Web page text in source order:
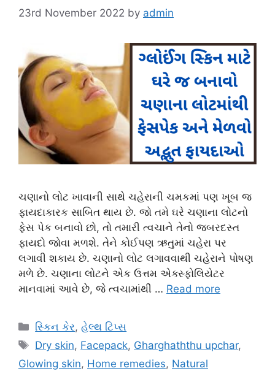
23rd November 2022 by admin
ચણાનો લોટ ખાવાની સાથે ચહેરાની ચમકમાં પણ ખૂબ જ
ફાયદાકારક સાબિત થાય છે. જો તમે ઘરે ચણાના લોટનો
ફેસ પેક બનાવો છો, તો તમારી ત્વચાને તેનો જબરદસ્ત
ફાયદો જોવા મળશે. તેને કોઈપણ ઋતુમાં ચહેરા પર
લગાવી શકાય છે. ચણાનો લોટ લગાવવાથી ચહેરાને પોષણ
મળે છે. ચણાના લોટને એક ઉત્તમ એક્સ્ફોલિયેટર
માનવામાં આવે છે, જે ત્વચામાંથી … Read more
Categories
સ્કિન કેર,હેલ્થ ટિપ્સ
Tags
Dry skin, Facepack, Gharghaththu upchar,
Glowing skin, Home remedies, Natural